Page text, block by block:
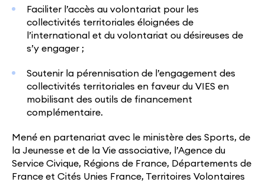
Faciliter l’accès au volontariat pour les
collectivités territoriales éloignées de
l’international et du volontariat ou désireuses de
s’y engager ;
Soutenir la pérennisation de l’engagement des
collectivités territoriales en faveur du VIES en
mobilisant des outils de financement
complémentaire.
Mené en partenariat avec le ministère des Sports, de
la Jeunesse et de la Vie associative, l’Agence du
Service Civique, Régions de France, Départements de
France et Cités Unies France, Territoires Volontaires